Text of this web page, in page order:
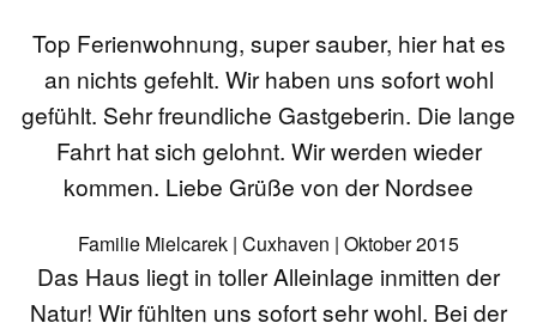
Top Ferienwohnung, super sauber, hier hat es
an nichts gefehlt. Wir haben uns sofort wohl
gefühlt. Sehr freundliche Gastgeberin. Die lange
Fahrt hat sich gelohnt. Wir werden wieder
kommen. Liebe Grüße von der Nordsee
Familie Mielcarek | Cuxhaven | Oktober 2015
Das Haus liegt in toller Alleinlage inmitten der
Natur! Wir fühlten uns sofort sehr wohl. Bei der